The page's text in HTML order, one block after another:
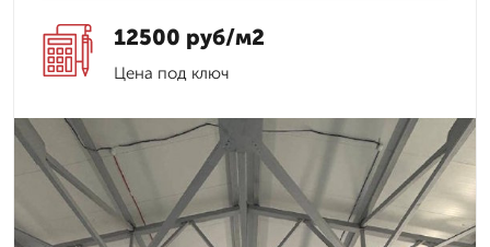
12500 руб/м2
Цена под ключ